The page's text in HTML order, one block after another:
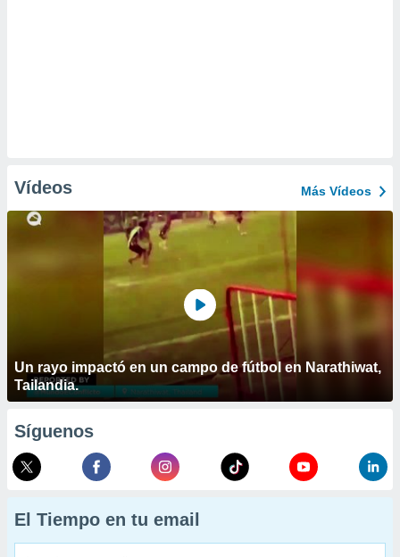
Vídeos Más Vídeos
Un rayo impactó en un campo de fútbol en Narathiwat,
Tailandia.
Síguenos
El Tiempo en tu email